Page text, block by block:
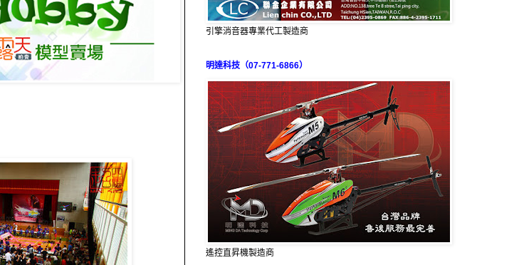
引擎消音器專業代工製造商
明達科技（07-771-6866）
遙控直昇機製造商